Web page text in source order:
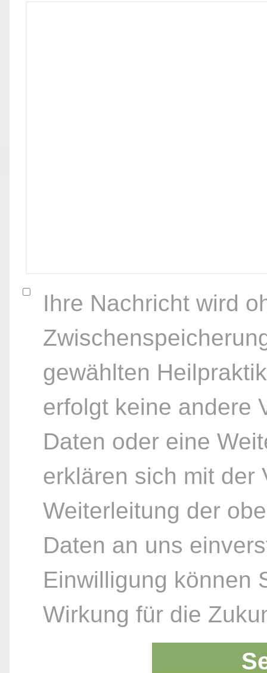
Ihre Nachricht wird
gewählten
erfolgt keine andere
Daten oder eine
erklären sich mit der
Weiterleitung der
Daten an uns
Einwilligung können
Wirkung für die